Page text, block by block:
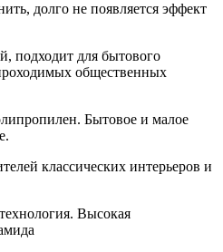
долго не появляется эффект
подходит для бытового
общественных
Бытовое и малое
классических интерьеров и
Высокая